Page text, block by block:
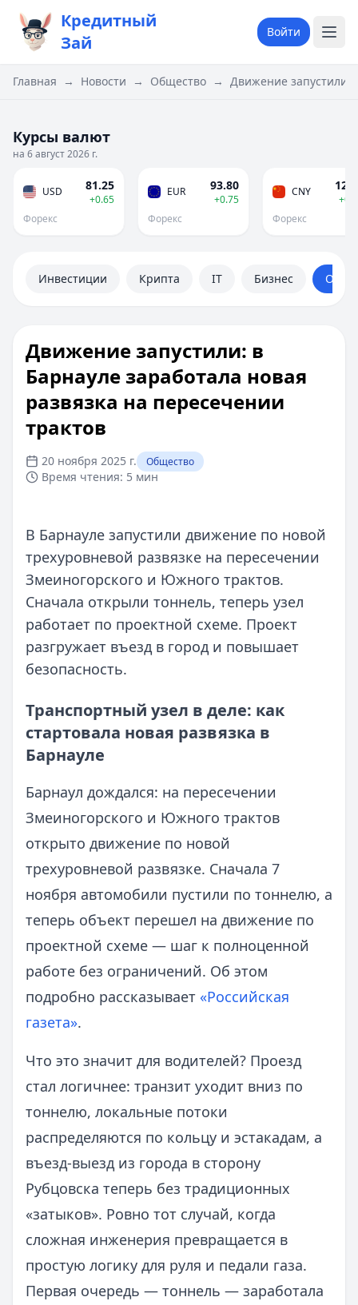
Кредитный
Зай
Войти
Главная → Новости → Общество → Движение запустили:
Курсы валют
на 6 август 2026 г.
USD 81.25
+0.65
Форекс
EUR 93.80
+0.75
Форекс
CNY
Форекс
Инвестиции Крипта IT Бизнес
Движение запустили: в
Барнауле заработала новая
развязка на пересечении
трактов
20 ноября 2025 г. Общество
Время чтения: 5 мин
В Барнауле запустили движение по новой
трехуровневой развязке на пересечении
Змеиногорского и Южного трактов.
Сначала открыли тоннель, теперь узел
работает по проектной схеме. Проект
разгружает въезд в город и повышает
безопасность.
Транспортный узел в деле: как
стартовала новая развязка в
Барнауле
Барнаул дождался: на пересечении
Змеиногорского и Южного трактов
открыто движение по новой
трехуровневой развязке. Сначала 7
ноября автомобили пустили по тоннелю, а
теперь объект перешел на движение по
проектной схеме — шаг к полноценной
работе без ограничений. Об этом
подробно рассказывает «Российская
газета».
Что это значит для водителей? Проезд
стал логичнее: транзит уходит вниз по
тоннелю, локальные потоки
распределяются по кольцу и эстакадам, а
въезд-выезд из города в сторону
Рубцовска теперь без традиционных
«затыков». Ровно тот случай, когда
сложная инженерия превращается в
простую логику для руля и педали газа.
Первая очередь — тоннель — заработала